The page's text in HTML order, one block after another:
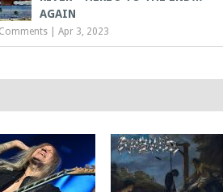
AGAIN
|Apr 3, 2023